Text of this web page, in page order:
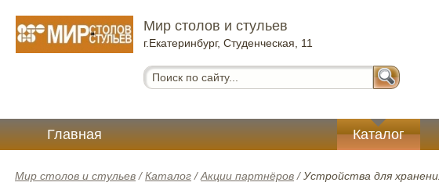
Мир столов и стульев
г.Екатеринбург, Студенческая, 11
Главная Каталог
Мир столов и стульев /Каталог /Акции партнёров /Устройства для